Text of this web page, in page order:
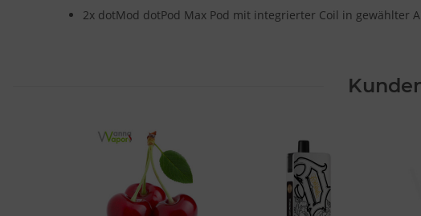
2x dotMod dotPod Max Pod mit integrierter Coil in gewählter